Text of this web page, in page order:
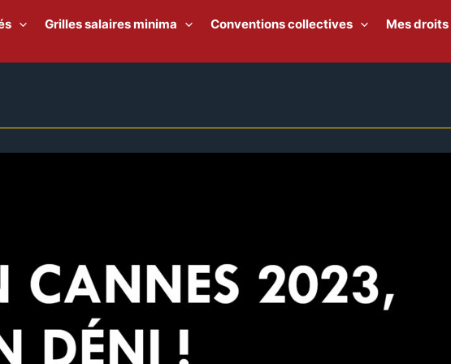
Grilles salaires minima Conventions collectives Mes droits